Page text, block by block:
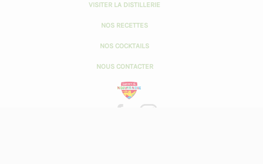
VISITER LA DISTILLERIE
NOS RECETTES
NOS COCKTAILS
NOUS CONTACTER